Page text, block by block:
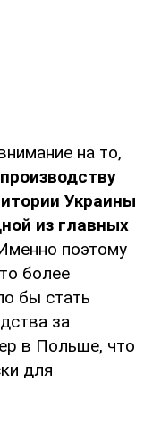
на то,
Украины
из главных
поэтому
более
бы стать
за
в Польше, что
для